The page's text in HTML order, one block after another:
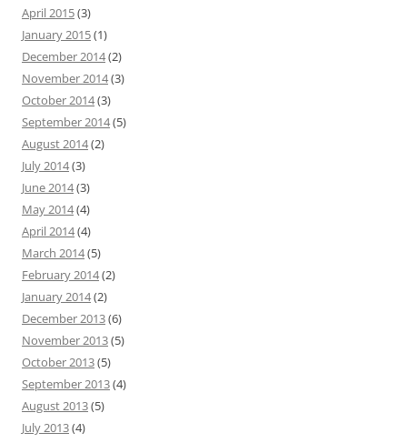
April 2015(3)
January 2015(1)
December 2014(2)
November 2014(3)
October 2014(3)
September 2014(5)
August 2014(2)
July 2014(3)
June 2014(3)
May 2014(4)
April 2014(4)
March 2014(5)
February 2014(2)
January 2014(2)
December 2013(6)
November 2013(5)
October 2013(5)
September 2013(4)
August 2013(5)
July 2013(4)